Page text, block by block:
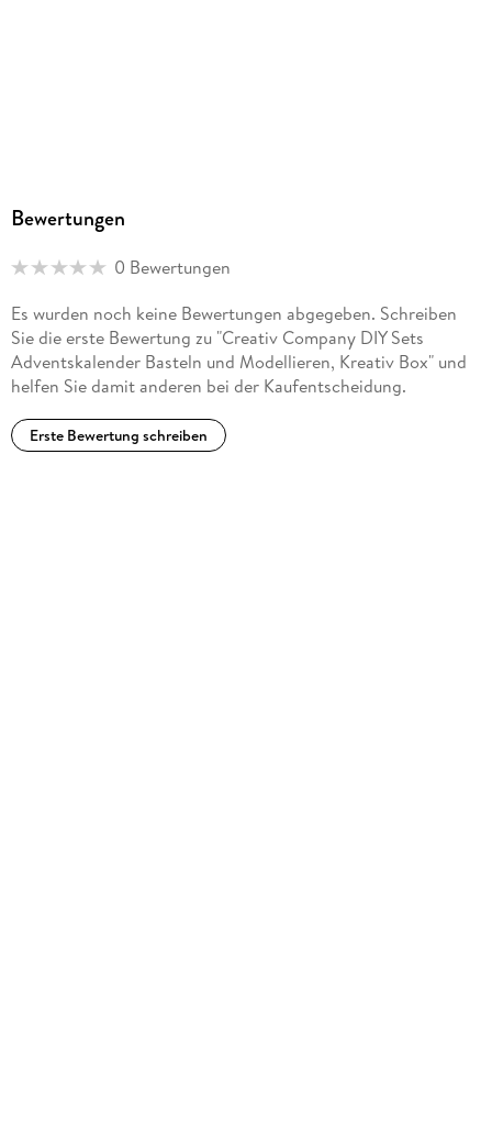
Bewertungen
0 Bewertungen
Es wurden noch keine Bewertungen abgegeben. Schreiben
Sie die erste Bewertung zu "Creativ Company DIY Sets
Adventskalender Basteln und Modellieren, Kreativ Box" und
helfen Sie damit anderen bei der Kaufentscheidung.
Erste Bewertung schreiben